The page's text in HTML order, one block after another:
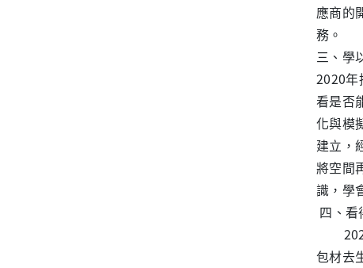
應商的
務。
三、學
2020年
看是否
化與模
建立，
將空間
識，學
四、看
2021
包材去